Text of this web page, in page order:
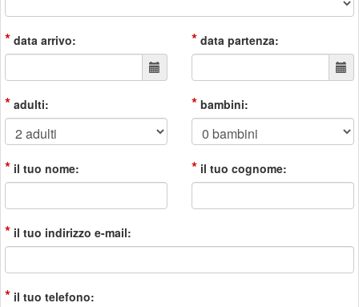
* data arrivo: * data partenza:
* adulti: * bambini:
* il tuo nome: * il tuo cognome:
* il tuo indirizzo e-mail:
* il tuo telefono: